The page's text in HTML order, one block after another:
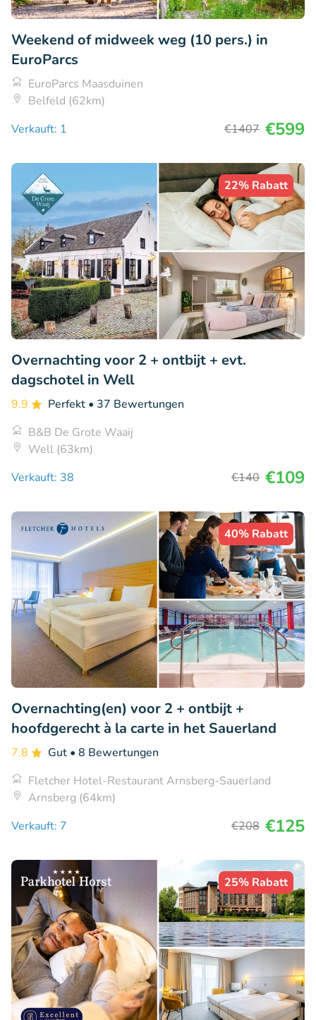
Weekend of midweek weg (10 pers.) in
EuroParcs
EuroParcs Maasduinen
Belfeld (62km)
Verkauft: 1
€1407 €599
22% Rabatt
Overnachting voor 2 + ontbijt + evt.
dagschotel in Well
9.9 Perfekt • 37 Bewertungen
B&B De Grote Waaij
Well (63km)
Verkauft: 38
€140 €109
40% Rabatt
Overnachting(en) voor 2 + ontbijt +
hoofdgerecht à la carte in het Sauerland
7.8 Gut • 8 Bewertungen
Fletcher Hotel-Restaurant Arnsberg-Sauerland
Arnsberg (64km)
Verkauft: 7
€208 €125
25% Rabatt